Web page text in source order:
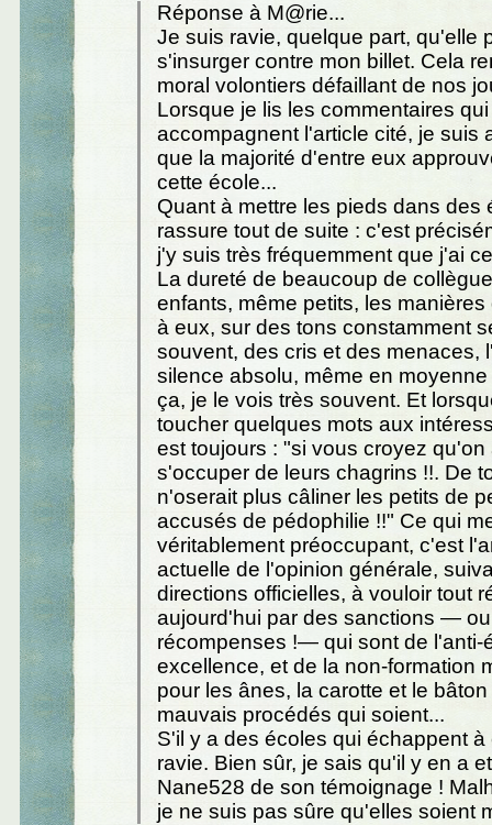
Réponse à M@rie...
Je suis ravie, quelque part, qu'elle
s'insurger contre mon billet. Cela
moral volontiers défaillant de nos
Lorsque je lis les commentaires qui
accompagnent l'article cité, je suis
que la majorité d'entre eux
cette école...
Quant à mettre les pieds dans des
rassure tout de suite : c'est
j'y suis très fréquemment que j'ai
La dureté de beaucoup de
enfants, même petits, les
à eux, sur des tons constamment
souvent, des cris et des menaces,
silence absolu, même en
ça, je le vois très souvent. Et
toucher quelques mots aux
est toujours : "si vous croyez qu'on
s'occuper de leurs chagrins !!. De
n'oserait plus câliner les petits de
accusés de pédophilie !!" Ce qui
véritablement préoccupant, c'est
actuelle de l'opinion générale,
directions officielles, à vouloir tout
aujourd'hui par des sanctions —
récompenses !— qui sont de l'anti-
excellence, et de la non-formation
pour les ânes, la carotte et le
mauvais procédés qui soient...
S'il y a des écoles qui échappent
ravie. Bien sûr, je sais qu'il y en a
Nane528 de son témoignage !
je ne suis pas sûre qu'elles soient